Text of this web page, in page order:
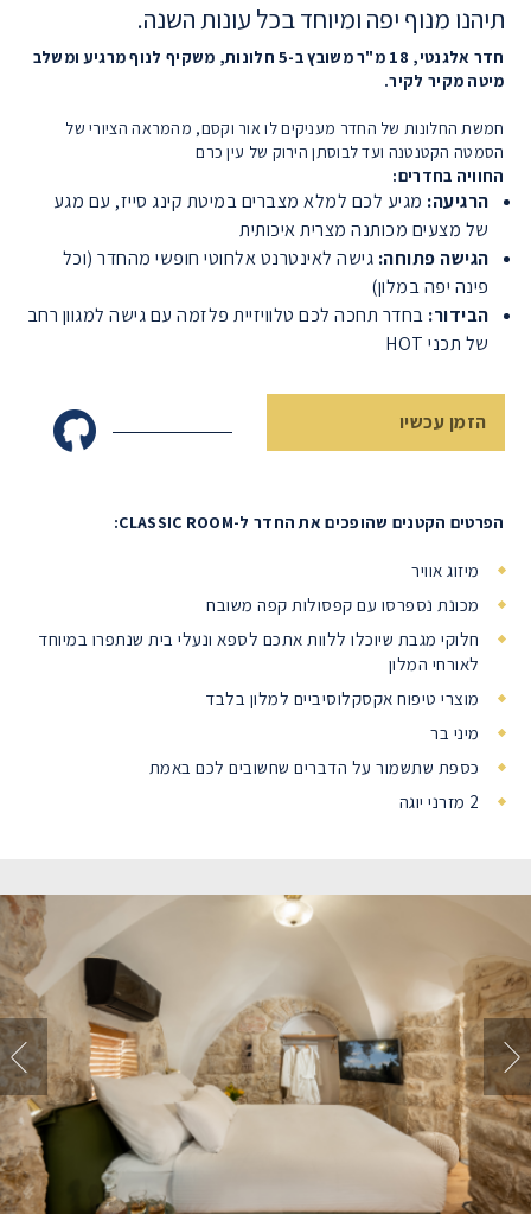
תיהנו מנוף יפה ומיוחד בכל עונות השנה.
חדר אלגנטי, 18 מ"ר משובץ ב-5 חלונות, משקיף לנוף מרגיע ומשלב
מיטה מקיר לקיר.
חמשת החלונות של החדר מעניקים לו אור וקסם, מהמראה הציורי של
הסמטה הקטנטנה ועד לבוסתן הירוק של עין כרם
החוויה בחדרים:
הרגיעה: מגיע לכם למלא מצברים במיטת קינג סייז, עם מגע
של מצעים מכותנה מצרית איכותית
הגישה פתוחה: גישה לאינטרנט אלחוטי חופשי מהחדר (וכל
פינה יפה במלון)
הבידור: בחדר תחכה לכם טלוויזיית פלזמה עם גישה למגוון רחב
של תכני HOT
הזמן עכשיו
הפרטים הקטנים שהופכים את החדר ל-CLASSIC ROOM:
מיזוג אוויר
מכונת נספרסו עם קפסולות קפה משובח
חלוקי מגבת שיוכלו ללוות אתכם לספא ונעלי בית שנתפרו במיוחד
לאורחי המלון
מוצרי טיפוח אקסקלוסיביים למלון בלבד
מיני בר
כספת שתשמור על הדברים שחשובים לכם באמת
2 מזרני יוגה